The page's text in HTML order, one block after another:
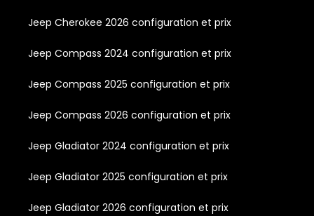
Jeep Cherokee 2026 configuration et prix
Jeep Compass 2024 configuration et prix
Jeep Compass 2025 configuration et prix
Jeep Compass 2026 configuration et prix
Jeep Gladiator 2024 configuration et prix
Jeep Gladiator 2025 configuration et prix
Jeep Gladiator 2026 configuration et prix